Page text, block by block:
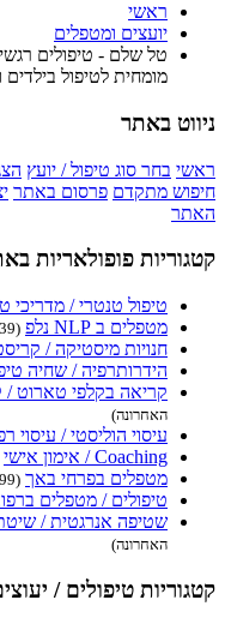
ראשי
יועצים ומטפלים
מומחית לטיפול בילדים
ניווט באתר
ראשי בחר סוג טיפול / יועץ
חיפוש מתקדם פרסום באתר
האתר
קטגוריות פופולאריות
טיפול טנטרי / מדריכי
מטפלים ב NLP נלפ (41739 גולשים ביממה האחרונה)
חנויות מיסטיקה /
הידרותרפיה / שחיה
קריאה בקלפי טארוט /
האחרונה)
עיסוי הוליסטי / עיסוי
Coaching / אימון אישי
מטפלים בפרחי באך (19199 גולשים ביממה האחרונה)
טיפולים / מטפלים
שטיפה אנרגטית /
האחרונה)
קטגוריות טיפולים /